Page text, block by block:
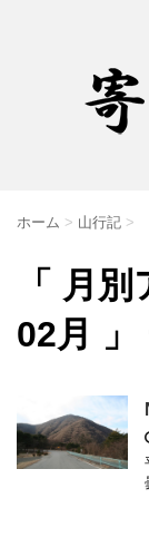
ホーム > 山行記 >
「 月
02月 」